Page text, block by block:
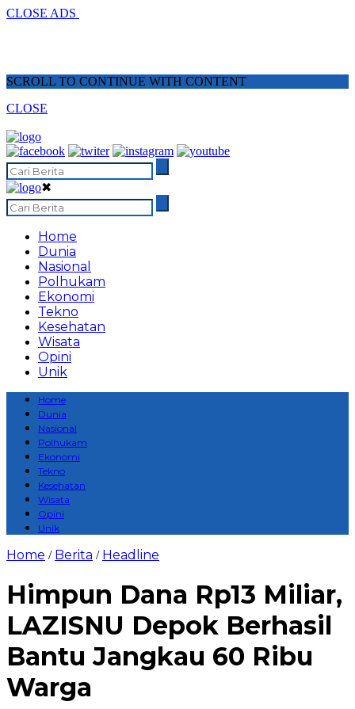
CLOSE ADS
SCROLL TO CONTINUE WITH CONTENT
CLOSE
✖
Home
Dunia
Nasional
Polhukam
Ekonomi
Tekno
Kesehatan
Wisata
Opini
Unik
Home
Dunia
Nasional
Polhukam
Ekonomi
Tekno
Kesehatan
Wisata
Opini
Unik
Home / Berita / Headline
Himpun Dana Rp13 Miliar,
LAZISNU Depok Berhasil
Bantu Jangkau 60 Ribu
Warga